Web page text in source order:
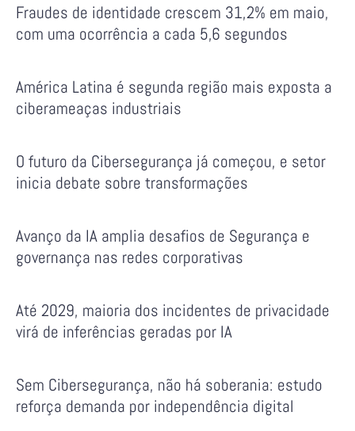
Fraudes de identidade crescem 31,2% em maio,
com uma ocorrência a cada 5,6 segundos
América Latina é segunda região mais exposta a
ciberameaças industriais
O futuro da Cibersegurança já começou, e setor
inicia debate sobre transformações
Avanço da IA amplia desafios de Segurança e
governança nas redes corporativas
Até 2029, maioria dos incidentes de privacidade
virá de inferências geradas por IA
Sem Cibersegurança, não há soberania: estudo
reforça demanda por independência digital